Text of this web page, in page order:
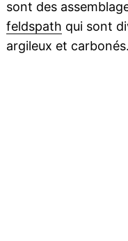
sont des
feldspath qui sont
argileux et carbonés.